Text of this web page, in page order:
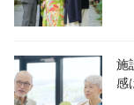
施
感